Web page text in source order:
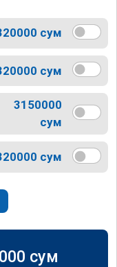
сум
сум
3150000
сум
сум
сум